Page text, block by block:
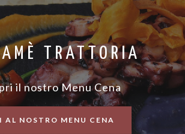
TRATTORIA
il nostro Menu Cena
AL NOSTRO MENU CENA